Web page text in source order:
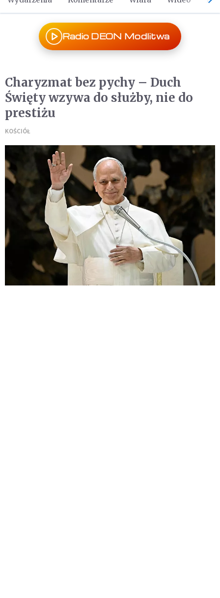
Radio DEON Modlitwa
Charyzmat bez pychy – Duch
Święty wzywa do służby, nie do
prestiżu
KOŚCIÓŁ